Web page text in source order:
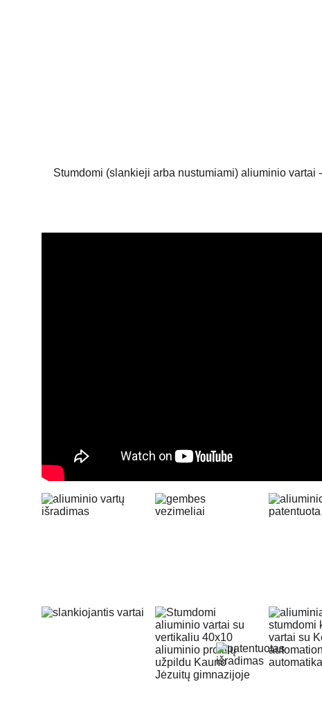
Stumdomi (slankieji arba nustumiami) aliuminio